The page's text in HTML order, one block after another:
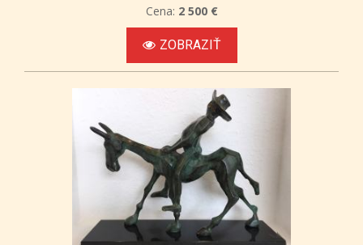
Cena: 2 500 €
ZOBRAZIŤ